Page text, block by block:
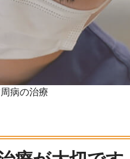
病の治療